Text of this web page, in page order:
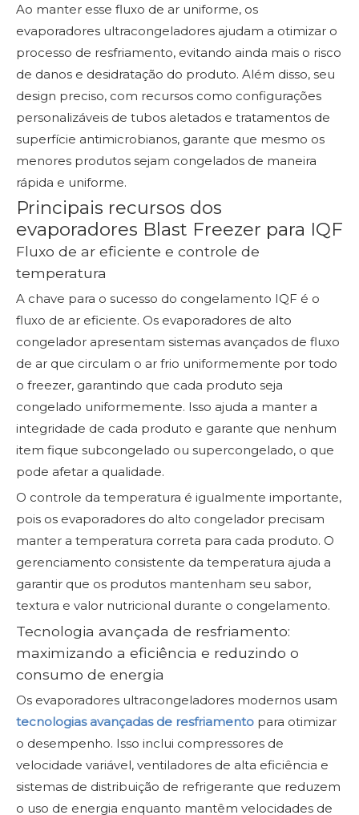
Ao manter esse fluxo de ar uniforme, os
evaporadores ultracongeladores ajudam a otimizar o
processo de resfriamento, evitando ainda mais o risco
de danos e desidratação do produto. Além disso, seu
design preciso, com recursos como configurações
personalizáveis ​​de tubos aletados e tratamentos de
superfície antimicrobianos, garante que mesmo os
menores produtos sejam congelados de maneira
rápida e uniforme.
Principais recursos dos
evaporadores Blast Freezer para IQF
Fluxo de ar eficiente e controle de
temperatura
A chave para o sucesso do congelamento IQF é o
fluxo de ar eficiente. Os evaporadores de alto
congelador apresentam sistemas avançados de fluxo
de ar que circulam o ar frio uniformemente por todo
o freezer, garantindo que cada produto seja
congelado uniformemente. Isso ajuda a manter a
integridade de cada produto e garante que nenhum
item fique subcongelado ou supercongelado, o que
pode afetar a qualidade.
O controle da temperatura é igualmente importante,
pois os evaporadores do alto congelador precisam
manter a temperatura correta para cada produto. O
gerenciamento consistente da temperatura ajuda a
garantir que os produtos mantenham seu sabor,
textura e valor nutricional durante o congelamento.
Tecnologia avançada de resfriamento:
maximizando a eficiência e reduzindo o
consumo de energia
Os evaporadores ultracongeladores modernos usam
tecnologias avançadas de resfriamento para otimizar
o desempenho. Isso inclui compressores de
velocidade variável, ventiladores de alta eficiência e
sistemas de distribuição de refrigerante que reduzem
o uso de energia enquanto mantêm velocidades de